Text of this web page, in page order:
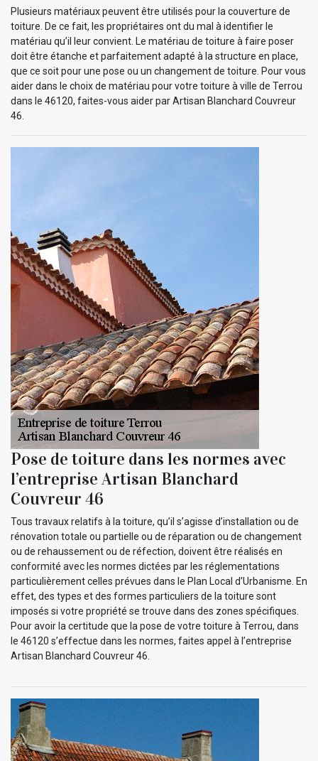
Plusieurs matériaux peuvent être utilisés pour la couverture de
toiture. De ce fait, les propriétaires ont du mal à identifier le
matériau qu’il leur convient. Le matériau de toiture à faire poser
doit être étanche et parfaitement adapté à la structure en place,
que ce soit pour une pose ou un changement de toiture. Pour vous
aider dans le choix de matériau pour votre toiture à ville de Terrou
dans le 46120, faites-vous aider par Artisan Blanchard Couvreur
46.
Pose de toiture dans les normes avec
l’entreprise Artisan Blanchard
Couvreur 46
Tous travaux relatifs à la toiture, qu’il s’agisse d’installation ou de
rénovation totale ou partielle ou de réparation ou de changement
ou de rehaussement ou de réfection, doivent être réalisés en
conformité avec les normes dictées par les réglementations
particulièrement celles prévues dans le Plan Local d’Urbanisme. En
effet, des types et des formes particuliers de la toiture sont
imposés si votre propriété se trouve dans des zones spécifiques.
Pour avoir la certitude que la pose de votre toiture à Terrou, dans
le 46120 s’effectue dans les normes, faites appel à l’entreprise
Artisan Blanchard Couvreur 46.